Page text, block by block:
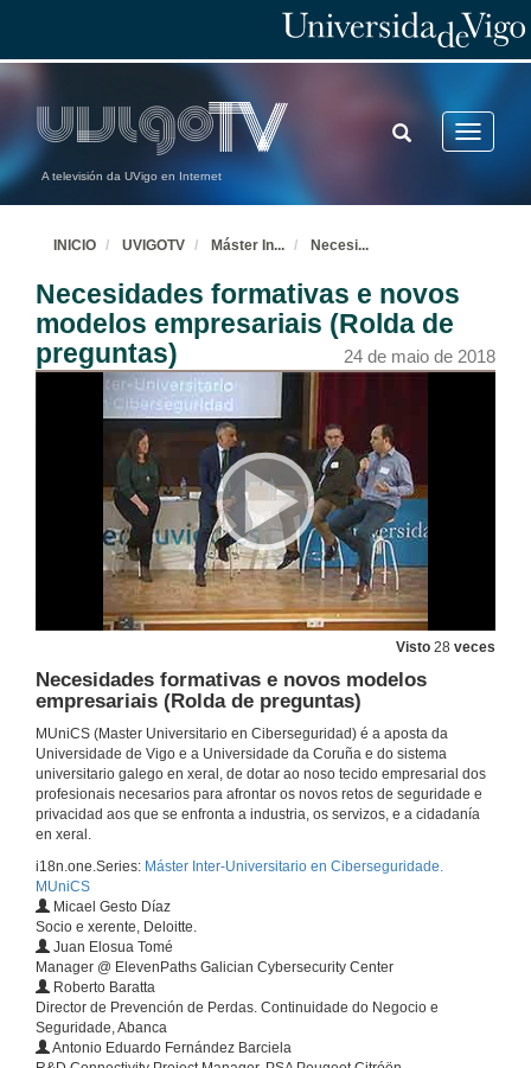
A televisión da UVigo en Internet
Toggle
TOGGLE
SEARCH
INICIO UVIGOTV Máster In... Necesi...
Necesidades formativas e novos
modelos empresariais (Rolda de
preguntas)
24 de maio de 2018
Visto 28 veces
Necesidades formativas e novos modelos
empresariais (Rolda de preguntas)
MUniCS (Master Universitario en Ciberseguridad) é a aposta da
Universidade de Vigo e a Universidade da Coruña e do sistema
universitario galego en xeral, de dotar ao noso tecido empresarial dos
profesionais necesarios para afrontar os novos retos de seguridade e
privacidad aos que se enfronta a industria, os servizos, e a cidadanía
en xeral.
i18n.one.Series: Máster Inter-Universitario en Ciberseguridade.
MUniCS
Micael Gesto Díaz
Socio e xerente, Deloitte.
Juan Elosua Tomé
Manager @ ElevenPaths Galician Cybersecurity Center
Roberto Baratta
Director de Prevención de Perdas. Continuidade do Negocio e
Seguridade, Abanca
Antonio Eduardo Fernández Barciela
24 de maio de 2018
Intervención de Dª Nancy Vázquez Veiga
24 de maio de 2018
Presentación Institucional de MUNICS
24 de maio de 2018
24 de maio de 2018
24 de maio de 2018